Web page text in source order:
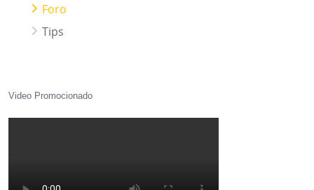
Foro
Tips
Video Promocionado